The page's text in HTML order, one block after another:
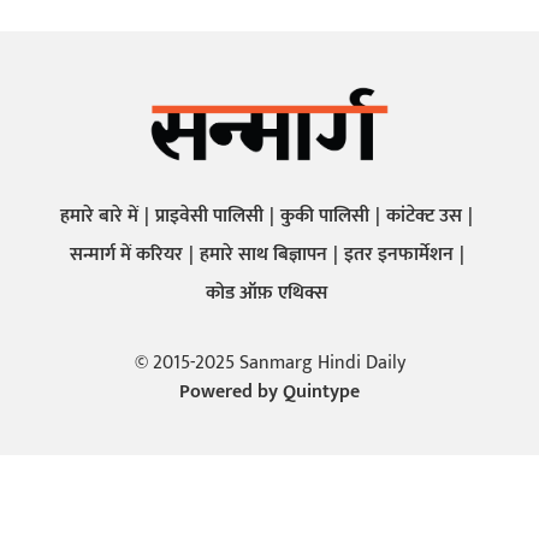
हमारे बारे में प्राइवेसी पालिसी कुकी पालिसी कांटेक्ट उस
सन्मार्ग में करियर हमारे साथ बिज्ञापन इतर इनफार्मेशन
कोड ऑफ़ एथिक्स
© 2015-2025 Sanmarg Hindi Daily
Powered byQuintype